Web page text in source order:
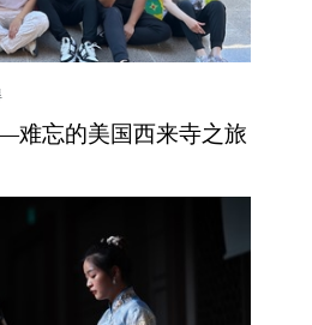
难忘的美国西来寺之旅